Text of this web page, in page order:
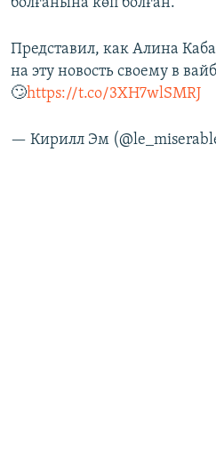
Представил, как Алина
на эту новость своему в
🙄https://t.co/3XH7wlSMRJ
— Кирилл Эм